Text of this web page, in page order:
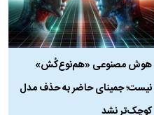
هوش مصنوعی «هم‌نوع‌کُش»
نیست؛ جمینای حاضر به حذف مدل
کوچک‌تر نشد